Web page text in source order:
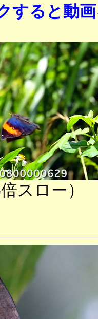
すると動
スロー）